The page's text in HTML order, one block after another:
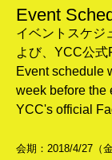
Event
イベントスケジ
よび、YCC公式
Event schedule
week before the
YCC's official
会期：2018/4/27（